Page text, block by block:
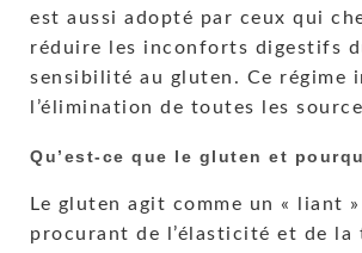
est aussi adopté par ceux qui
réduire les inconforts digestifs
sensibilité au gluten. Ce régime
l’élimination de toutes les
Qu’est-ce que le gluten et
Le gluten agit comme un « liant
procurant de l’élasticité et de la